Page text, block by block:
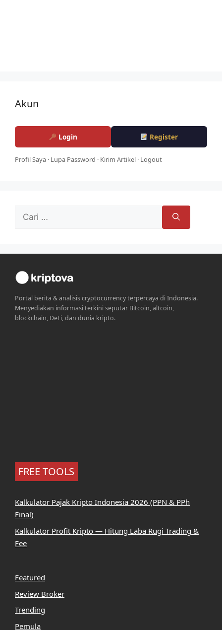
Akun
Login Register
Profil Saya · Lupa Password · Kirim Artikel · Logout
Cari
Portal berita & analisis cryptocurrency terpercaya di Indonesia.
Menyediakan informasi terkini seputar Bitcoin, altcoin,
blockchain, DeFi, dan dunia kripto.
FREE TOOLS
Kalkulator Pajak Kripto Indonesia 2026 (PPN & PPh
Final)
Kalkulator Profit Kripto — Hitung Laba Rugi Trading &
Fee
Featured
Review Broker
Trending
Pemula